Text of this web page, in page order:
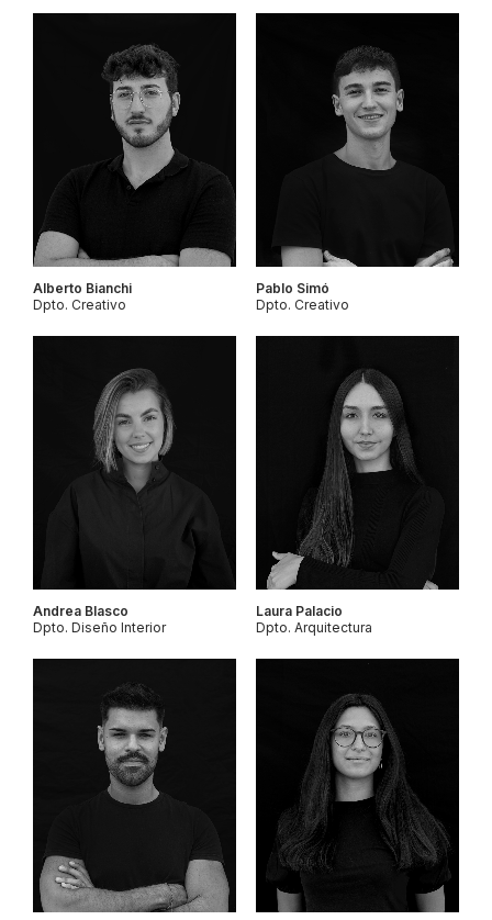
Alberto Bianchi
Dpto. Creativo
Pablo Simó
Dpto. Creativo
Andrea Blasco
Dpto. Diseño Interior
Laura Palacio
Dpto. Arquitectura